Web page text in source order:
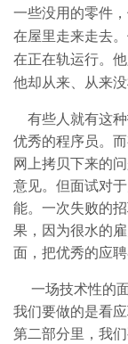
一些没用的零件
在屋里走来走去
在正在轨运行。
他却从来、从来
有些人就有这
优秀的程序员。
网上拷贝下来的
意见。但面试对
能。一次失败的
果，因为很水的
面，把优秀的应
一场技术性的
我们要做的是看
第二部分里，我